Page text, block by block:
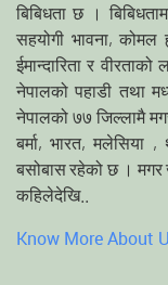
बिबिधता छ ।
सहयोगी भावना, कोमल
ईमान्दारिता र
नेपालको पहाडी तथा
नेपालको ७७ जिल्लामै
बर्मा, भारत, मलेसिया
बसोबास रहेको छ । मगर
कहिलेदेखि..
Know More About